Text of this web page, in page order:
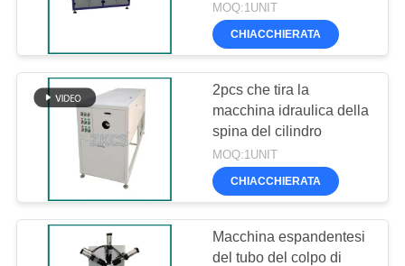
MOQ:1UNIT
CHIACCHIERATA
2pcs che tira la
macchina idraulica della
spina del cilindro
MOQ:1UNIT
CHIACCHIERATA
Macchina espandentesi
del tubo del colpo di